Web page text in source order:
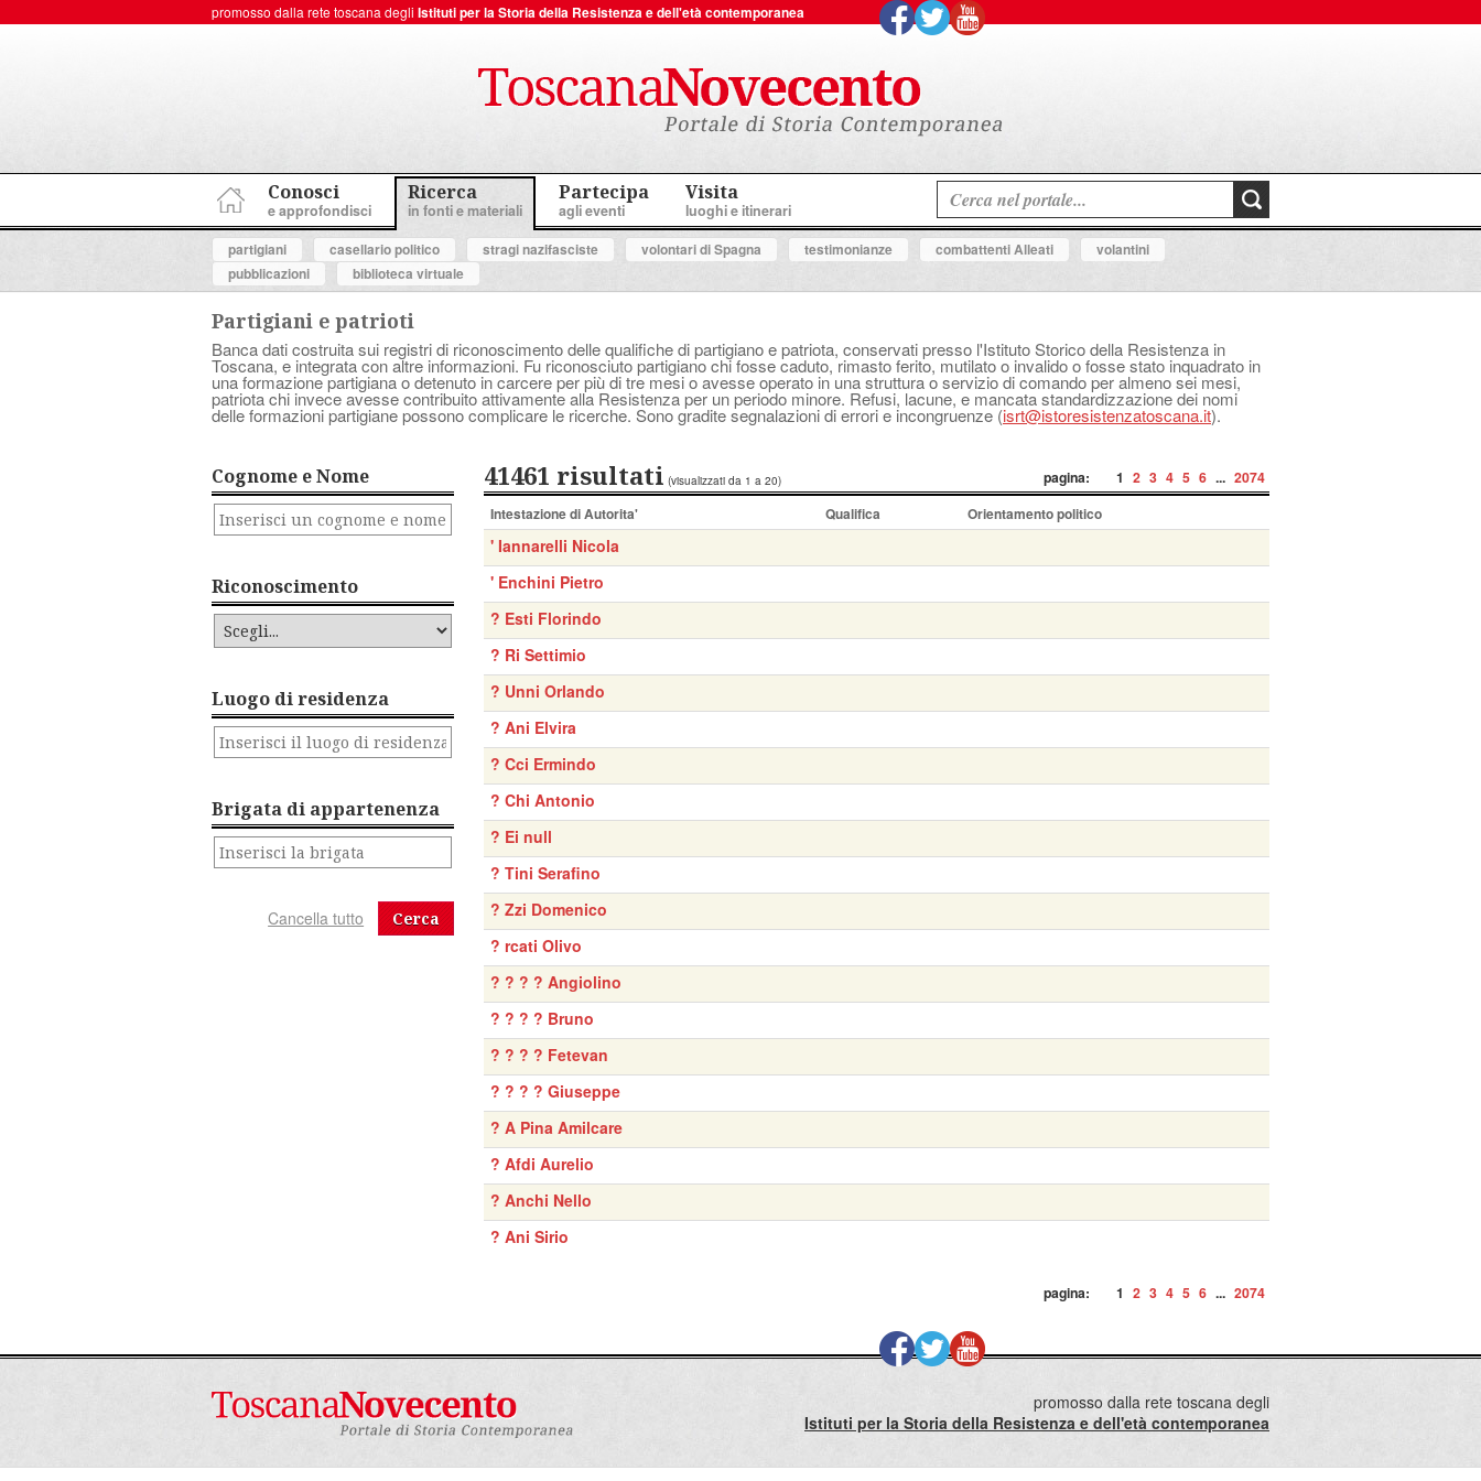
promosso dalla rete toscana degli Istituti per la Storia della Resistenza e dell'età contemporanea
Conosci
e approfondisci
Ricerca
in fonti e materiali
Partecipa
agli eventi
Visita
luoghi e itinerari
partigiani
casellario politico stragi nazifasciste volontari di Spagna testimonianze combattenti Alleati
volantini
pubblicazioni
biblioteca virtuale
Partigiani e patrioti
Banca dati costruita sui registri di riconoscimento delle qualifiche di partigiano e patriota, conservati presso l'Istituto Storico della Resistenza in
Toscana, e integrata con altre informazioni. Fu riconosciuto partigiano chi fosse caduto, rimasto ferito, mutilato o invalido o fosse stato inquadrato in
una formazione partigiana o detenuto in carcere per più di tre mesi o avesse operato in una struttura o servizio di comando per almeno sei mesi,
patriota chi invece avesse contribuito attivamente alla Resistenza per un periodo minore. Refusi, lacune, e mancata standardizzazione dei nomi
delle formazioni partigiane possono complicare le ricerche. Sono gradite segnalazioni di errori e incongruenze (isrt@istoresistenzatoscana.it).
Cognome e Nome
Riconoscimento
Luogo di residenza
Brigata di appartenenza
Cerca
pagina: 1 2 3 4 5 6 ... 2074
41461 risultati (visualizzati da 1 a 20)
Intestazione di Autorita' Qualifica Orientamento politico
' Iannarelli Nicola
' Enchini Pietro
? Esti Florindo
? Ri Settimio
? Unni Orlando
? Ani Elvira
? Cci Ermindo
? Chi Antonio
? Ei null
? Tini Serafino
? Zzi Domenico
? rcati Olivo
? ? ? ? Angiolino
? ? ? ? Bruno
? ? ? ? Fetevan
? ? ? ? Giuseppe
? A Pina Amilcare
? Afdi Aurelio
? Anchi Nello
? Ani Sirio
pagina: 1 2 3 4 5 6 ... 2074
promosso dalla rete toscana degli
Istituti per la Storia della Resistenza e dell'età contemporanea